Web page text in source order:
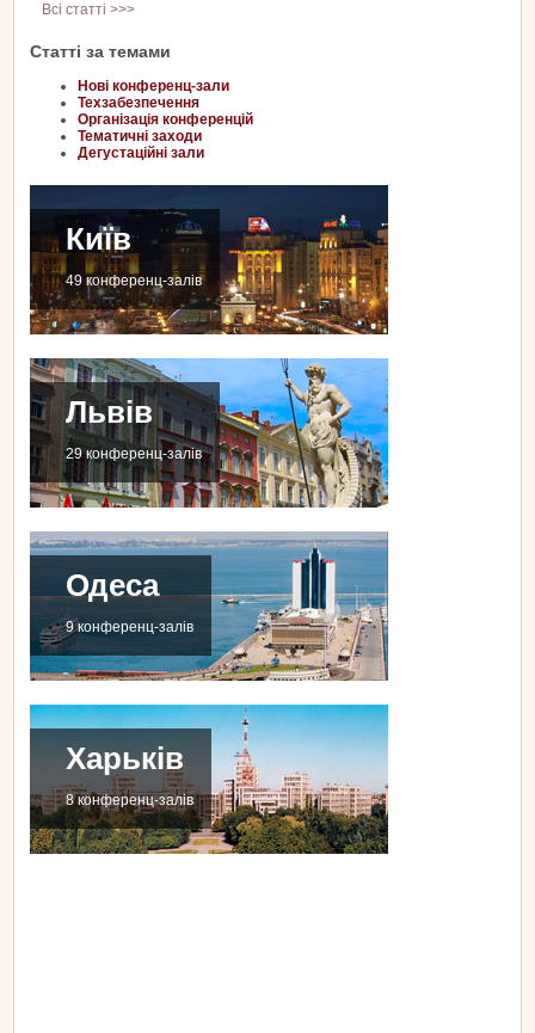
Всі статті >>>
Статті за темами
Нові конференц-зали
Техзабезпечення
Організація конференцій
Тематичні заходи
Дегустаційні зали
Київ
49 конференц-залів
Львів
29 конференц-залів
Одеса
9 конференц-залів
Харьків
8 конференц-залів